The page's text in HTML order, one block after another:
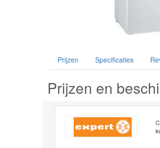
Prijzen Specificaties
Prijzen en